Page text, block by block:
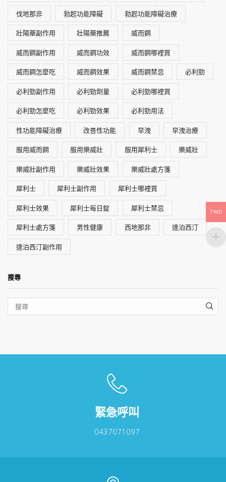
伐地那非 勃起功能障礙 勃起功能障礙治療
壯陽藥副作用 壯陽藥推薦 威而鋼
威而鋼副作用 威而鋼功效 威而鋼哪裡買
威而鋼怎麼吃 威而鋼效果 威而鋼禁忌 必利勁
必利勁副作用 必利勁劑量 必利勁哪裡買
必利勁怎麼吃 必利勁效果 必利勁用法
性功能障礙治療 改善性功能 早洩 早洩治療
服用威而鋼 服用樂威壯 服用犀利士 樂威壯
樂威壯副作用 樂威壯效果 樂威壯處方箋
犀利士 犀利士副作用 犀利士哪裡買
犀利士效果 犀利士每日錠 犀利士禁忌
犀利士處方箋 男性健康 西地那非 達泊西汀
達泊西汀副作用
搜尋
緊急呼叫
0437071097
TWD